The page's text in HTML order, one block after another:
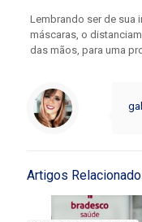
Lembrando ser de sua
máscaras, o
das mãos, para uma
Artigos